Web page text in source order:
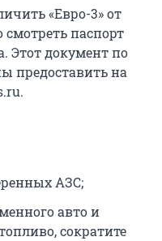
«Евро-3» от
паспорт
Этот документ по
предоставить на
АЗС;
авто и
сократите